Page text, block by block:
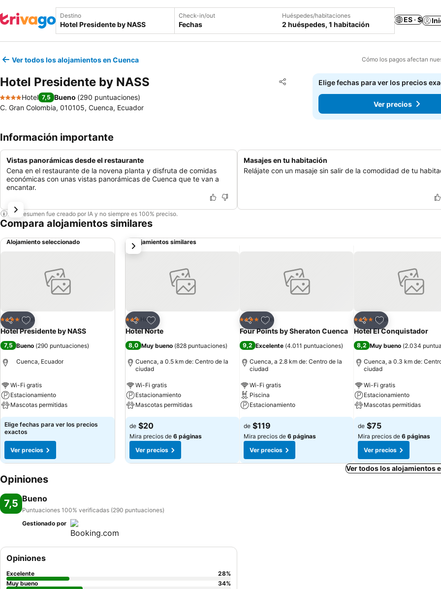
Destino Check-in/out
Fechas
Huéspedes/habitaciones
2 huéspedes, 1 habitación
ES · $
Ver todos los alojamientos en Cuenca Cómo los pagos afectan
Hotel Presidente by NASS Compartir
Agregar a favoritos
4 Estrellas
Hotel 7,5 Bueno (290 puntuaciones)
C. Gran Colombia, 010105, Cuenca, Ecuador
Elige fechas para ver los precios
Ver precios
Información importante
Vistas panorámicas desde el restaurante
Cena en el restaurante de la novena planta y disfruta de comidas
económicas con unas vistas panorámicas de Cuenca que te van a
encantar.
Masajes en tu habitación
Relájate con un masaje sin salir de la comodidad de tu
Este resumen fue creado por IA y no siempre es 100% preciso.
Compara alojamientos similares
Alojamiento seleccionado
Compartir
Agregar a favoritos
4 EstrellasHotel
Hotel Presidente by NASS
7,5 Bueno (290 puntuaciones)
Cuenca, Ecuador
Wi-Fi gratis
Estacionamiento
Mascotas permitidas
Elige fechas para ver los precios
exactos
Ver precios
Alojamientos similares
Compartir
Agregar a favoritos
3 Estrellas
Hotel
Hotel Norte
8,0 Muy bueno (828 puntuaciones)
Cuenca, a 0.5 km de: Centro de la
ciudad
Wi-Fi gratis
Estacionamiento
Mascotas permitidas
de $20
Mira precios de 6 páginas
Ver precios
Compartir
Agregar a favoritos
4 EstrellasHotel
Four Points by Sheraton Cuenca
9,2 Excelente (4.011 puntuaciones)
Cuenca, a 2.8 km de: Centro de la
ciudad
Wi-Fi gratis
Piscina
Estacionamiento
de $119
Mira precios de 6 páginas
Ver precios
Compartir
Agregar a
4 EstrellasHotel
Hotel El Conquistador
8,2 Muy bueno (2.034
Cuenca, a 0.3 km de:
ciudad
Wi-Fi gratis
Estacionamiento
Mascotas permitidas
de $75
Mira precios de 6 páginas
Ver precios
siguiente
Ver todos los alojamientos
Opiniones
7,5 Bueno
Puntuaciones 100% verificadas (290 puntuaciones)
Gestionado por
Opiniones
Excelente 28%
Muy bueno
34%